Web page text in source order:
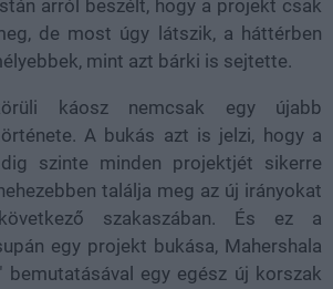
arról beszélt, hogy a projekt csak
de most úgy látszik, a háttérben
mint azt bárki is sejtette.
káosz nemcsak egy újabb
A bukás azt is jelzi, hogy a
szinte minden projektjét sikerre
találja meg az új irányokat
szakaszában. És ez a
egy projekt bukása, Mahershala
bemutatásával egy egész új korszak